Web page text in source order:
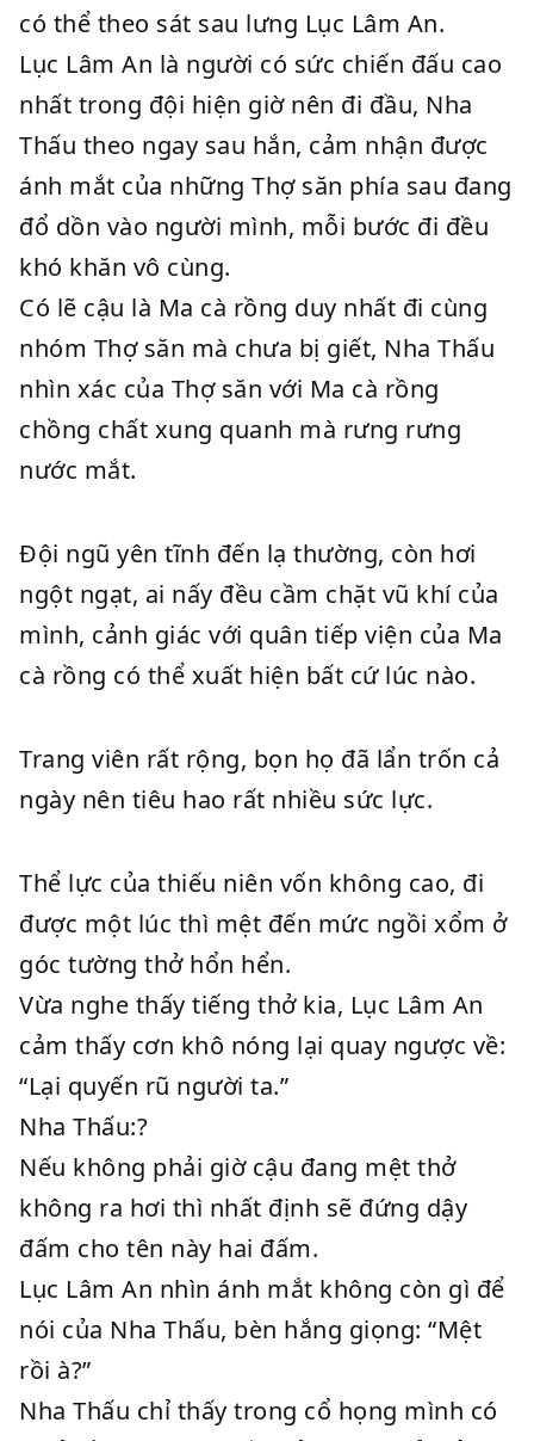
có thể theo sát sau lưng Lục Lâm An.
Lục Lâm An là người có sức chiến đấu cao
nhất trong đội hiện giờ nên đi đầu, Nha
Thấu theo ngay sau hắn, cảm nhận được
ánh mắt của những Thợ săn phía sau đang
đổ dồn vào người mình, mỗi bước đi đều
khó khăn vô cùng.
Có lẽ cậu là Ma cà rồng duy nhất đi cùng
nhóm Thợ săn mà chưa bị giết, Nha Thấu
nhìn xác của Thợ săn với Ma cà rồng
chồng chất xung quanh mà rưng rưng
nước mắt.
Đội ngũ yên tĩnh đến lạ thường, còn hơi
ngột ngạt, ai nấy đều cầm chặt vũ khí của
mình, cảnh giác với quân tiếp viện của Ma
cà rồng có thể xuất hiện bất cứ lúc nào.
Trang viên rất rộng, bọn họ đã lẩn trốn cả
ngày nên tiêu hao rất nhiều sức lực.
Thể lực của thiếu niên vốn không cao, đi
được một lúc thì mệt đến mức ngồi xổm ở
góc tường thở hổn hển.
Vừa nghe thấy tiếng thở kia, Lục Lâm An
cảm thấy cơn khô nóng lại quay ngược về:
“Lại quyến rũ người ta.”
Nha Thấu:?
Nếu không phải giờ cậu đang mệt thở
không ra hơi thì nhất định sẽ đứng dậy
đấm cho tên này hai đấm.
Lục Lâm An nhìn ánh mắt không còn gì để
nói của Nha Thấu, bèn hắng giọng: “Mệt
rồi à?”
Nha Thấu chỉ thấy trong cổ họng mình có